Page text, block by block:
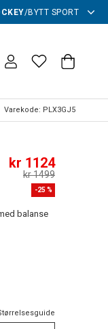
/BYTT SPORT
Varekode: PLX3GJ5
-25 %
kr 1124
kr 1499
balanse